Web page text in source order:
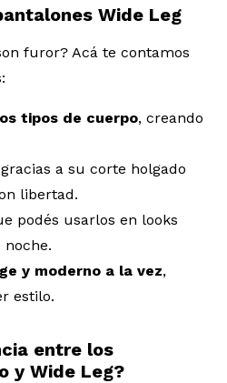
Wide Leg
furor? Acá te contamos
tipos de cuerpo, creando
a su corte holgado
libertad.
podés usarlos en looks
noche.
y moderno a la vez,
estilo.
entre los
y Wide Leg?